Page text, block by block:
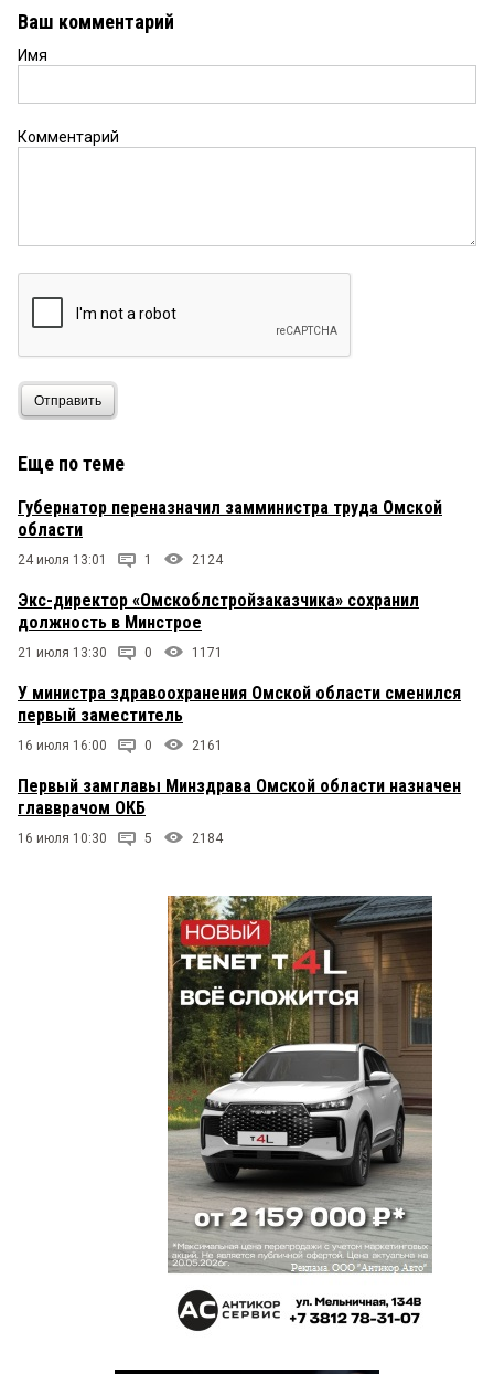
Жора 28 сентября 2024 в 08:48:
о.обыватель 27 сентября 2024 в 20:16:
программиста?
Ещё один министр со свитой
Ваш комментарий
Имя
Комментарий
Отправить
Еще по теме
Губернатор переназначил замминистра труда Омской
области
24 июля 13:01 1 2124
Экс-директор «Омскоблстройзаказчика» сохранил
должность в Минстрое
21 июля 13:30 0 1171
У министра здравоохранения Омской области сменился
первый заместитель
16 июля 16:00 0 2161
Первый замглавы Минздрава Омской области назначен
главврачом ОКБ
16 июля 10:30 5 2184